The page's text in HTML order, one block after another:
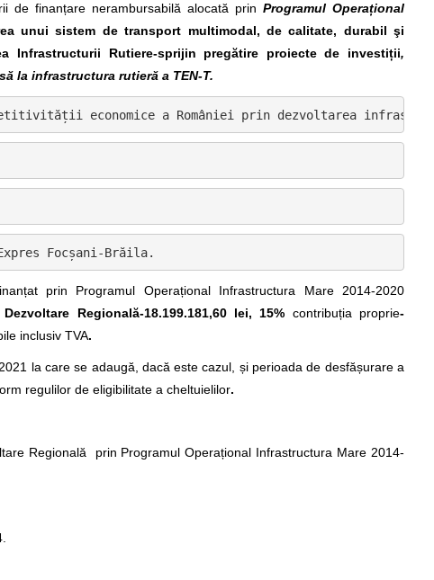
de finanțare nerambursabilă alocată prin Programul Operațional
unui sistem de transport multimodal, de calitate, durabil şi
Infrastructurii Rutiere-sprijin pregătire proiecte de investiții,
la infrastructura rutieră a TEN-T.
economice a României prin dezvoltarea
Focșani-Brăila.
prin Programul Operațional Infrastructura Mare 2014-2020
Regională-18.199.181,60 lei, 15% contribuția proprie-
inclusiv TVA.
la care se adaugă, dacă este cazul, și perioada de desfășurare a
regulilor de eligibilitate a cheltuielilor.
Regională prin Programul Operațional Infrastructura Mare 2014-